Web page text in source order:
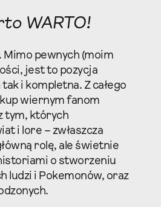
WARTO!
Mimo pewnych (moim
jest to pozycja
i kompletna. Z całego
wiernym fanom
tym, których
i lore – zwłaszcza
rolę, ale świetnie
o stworzeniu
ludzi i Pokemonów, oraz